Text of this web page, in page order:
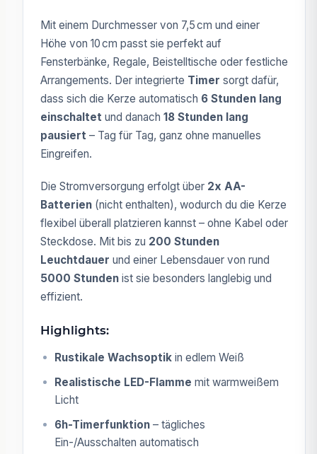
Mit einem Durchmesser von 7,5 cm und einer
Höhe von 10 cm passt sie perfekt auf
Fensterbänke, Regale, Beistelltische oder festliche
Arrangements. Der integrierte Timer sorgt dafür,
dass sich die Kerze automatisch 6 Stunden lang
einschaltet und danach 18 Stunden lang
pausiert – Tag für Tag, ganz ohne manuelles
Eingreifen.
Die Stromversorgung erfolgt über 2x AA-
Batterien (nicht enthalten), wodurch du die Kerze
flexibel überall platzieren kannst – ohne Kabel oder
Steckdose. Mit bis zu 200 Stunden
Leuchtdauer und einer Lebensdauer von rund
5000 Stunden ist sie besonders langlebig und
effizient.
Highlights:
Rustikale Wachsoptik in edlem Weiß
Realistische LED-Flamme mit warmweißem
Licht
6h-Timerfunktion – tägliches
Ein-/Ausschalten automatisch